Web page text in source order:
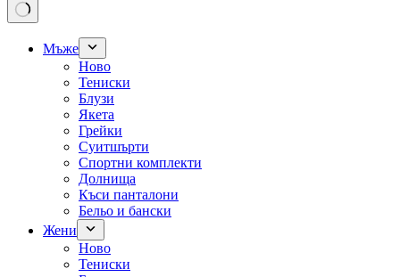
Мъже
Ново
Тениски
Блузи
Якета
Грейки
Суитшърти
Спортни комплекти
Долнища
Къси панталони
Бельо и бански
Жени
Ново
Тениски